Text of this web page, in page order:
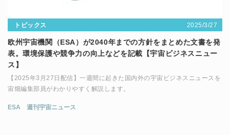
トピックス 2025/3/27
欧州宇宙機関（ESA）が2040年までの方針をまとめた文書を発
表。環境保護や競争力の向上などを記載【宇宙ビジネスニュー
ス】
【2025年3月27日配信】一週間に起きた国内外の宇宙ビジネスニュースを
宙畑編集部員がわかりやすく解説します。
ESA 週刊宇宙ニュース